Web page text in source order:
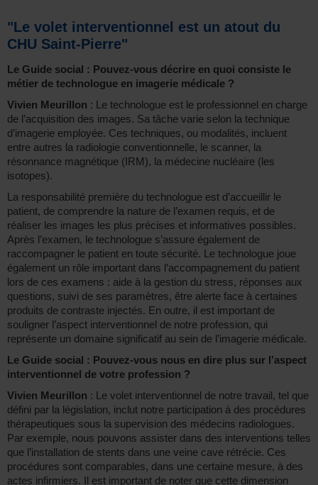
"Le volet interventionnel est un atout du
CHU Saint-Pierre"
Le Guide social : Pouvez-vous décrire en quoi consiste le
métier de technologue en imagerie médicale ?
Vivien Meurillon : Le technologue est le professionnel en charge
de l’acquisition des images. Sa tâche varie selon la technique
d’imagerie employée. Ces techniques, ou modalités, incluent
entre autres la radiologie conventionnelle, le scanner, la
résonnance magnétique (IRM), la médecine nucléaire (les
isotopes).
La responsabilité première du technologue est d’accueillir le
patient, de comprendre la nature de l’examen requis, et de
réaliser les images les plus précises et informatives possibles.
Après l’examen, le technologue s’assure également de
raccompagner le patient en toute sécurité. Le technologue joue
également un rôle important dans l’accompagnement du patient
lors de ces examens : aide à la gestion du stress, réponses aux
questions, suivi de ses paramètres, être alerte face à certaines
produits de contraste injectés. En outre, il est important de
souligner l’aspect interventionnel de notre profession, qui
représente un domaine significatif au sein de l’imagerie médicale.
Le Guide social : Pouvez-vous nous en dire plus sur l’aspect
interventionnel de votre profession ?
Vivien Meurillon : Le volet interventionnel de notre travail, tel que
défini par la législation, inclut notre participation à des procédures
thérapeutiques sous la supervision des médecins radiologues.
Par exemple, nous pouvons assister dans des interventions telles
que l’installation de stents dans une veine cave rétrécie. Ces
procédures sont comparables, dans une certaine mesure, à des
actes infirmiers. Il est important de noter que cette dimension